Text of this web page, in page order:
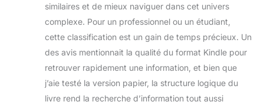
similaires et de mieux naviguer dans cet univers
complexe. Pour un professionnel ou un étudiant,
cette classification est un gain de temps précieux. Un
des avis mentionnait la qualité du format Kindle pour
retrouver rapidement une information, et bien que
j’aie testé la version papier, la structure logique du
livre rend la recherche d’information tout aussi